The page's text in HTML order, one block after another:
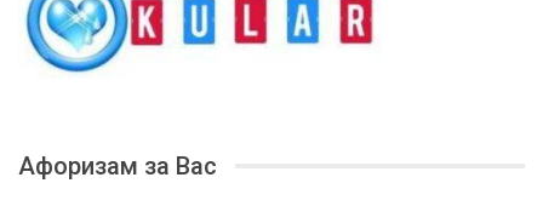
Афоризам за Вас